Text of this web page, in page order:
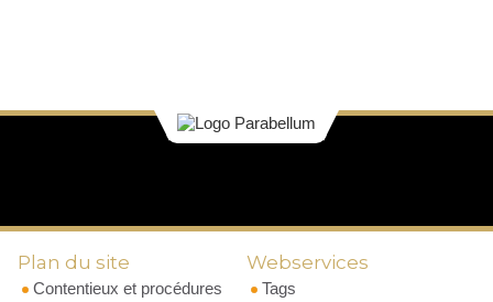
Plan du site
Contentieux et procédures
Webservices
Tags